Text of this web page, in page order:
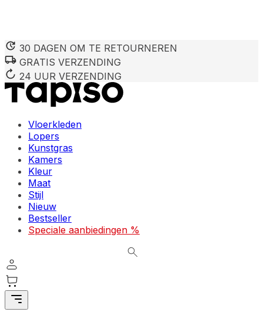
30 DAGEN OM TE RETOURNEREN
GRATIS VERZENDING
24 UUR VERZENDING
Vloerkleden
Lopers
Kunstgras
Kamers
Kleur
Maat
Stijl
Nieuw
Bestseller
Speciale aanbiedingen %
We gebruiken cookies om inhoud en advertenties te
deze informatie combineren met andere gegevens die u
diensten.
Noodzakelijk
Noodzakelijke cookies zijn essentieel voor de
verandert, zoals uw voorkeurstaal of de regio waar u zich